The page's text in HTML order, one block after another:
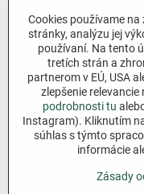
Všetko o nákupe
Ďakujeme za
Sme slovenský
vďaka vám –
lásku k pôde​.
pokračovať v
záhradkárom
Cookies používame
stránky, analýzu jej
používaní. Na tento
tretích strán a
partnerom v EÚ, USA
zlepšenie
podrobnosti tu
Instagram). Kliknutím
súhlas s týmto
informácie
Zásady